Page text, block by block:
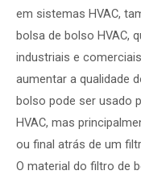
em sistemas HVAC,
bolsa de bolso HVAC,
industriais e
aumentar a qualidade
bolso pode ser usado
HVAC, mas
ou final atrás de um
O material do filtro de